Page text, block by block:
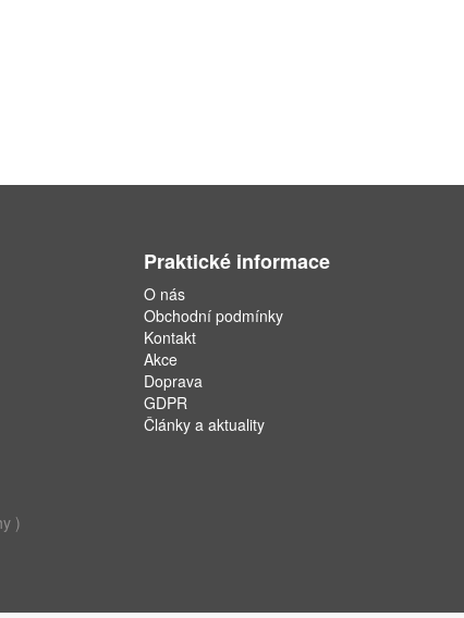
)
Praktické informace
O nás
Obchodní podmínky
Kontakt
Akce
Doprava
GDPR
Články a aktuality